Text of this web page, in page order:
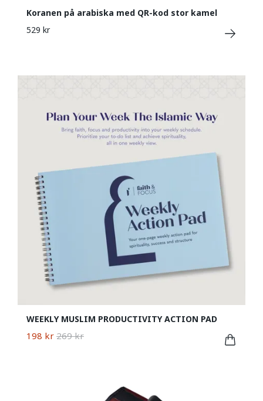
Koranen på arabiska med QR-kod stor kamel
529 kr
WEEKLY MUSLIM PRODUCTIVITY ACTION PAD
198 kr 269 kr